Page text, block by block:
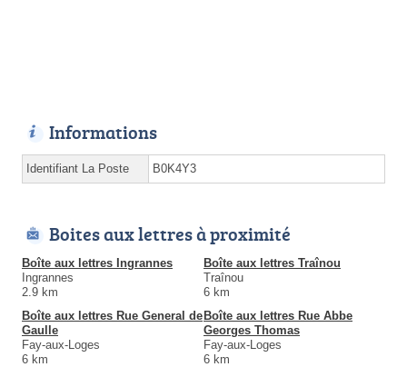
Informations
Identifiant La Poste B0K4Y3
Boites aux lettres à proximité
Boîte aux lettres Ingrannes
Ingrannes
2.9 km
Boîte aux lettres Traînou
Traînou
6 km
Boîte aux lettres Rue General de
Gaulle
Fay-aux-Loges
6 km
Boîte aux lettres Rue Abbe
Georges Thomas
Fay-aux-Loges
6 km